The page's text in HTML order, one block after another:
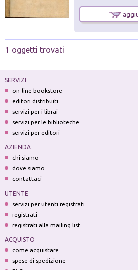
1 oggetti trovati
SERVIZI
on-line bookstore
editori distribuiti
servizi per i librai
servizi per le biblioteche
servizi per editori
AZIENDA
chi siamo
dove siamo
contattaci
UTENTE
servizi per utenti registrati
registrati
registrati alla mailing list
ACQUISTO
come acquistare
spese di spedizione